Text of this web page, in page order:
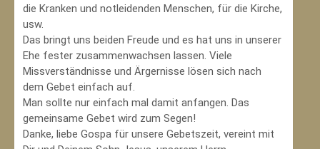
die Kranken und notleidenden Menschen, für die Kirche,
usw.
Das bringt uns beiden Freude und es hat uns in unserer
Ehe fester zusammenwachsen lassen. Viele
Missverständnisse und Ärgernisse lösen sich nach
dem Gebet einfach auf.
Man sollte nur einfach mal damit anfangen. Das
gemeinsame Gebet wird zum Segen!
Danke, liebe Gospa für unsere Gebetszeit, vereint mit